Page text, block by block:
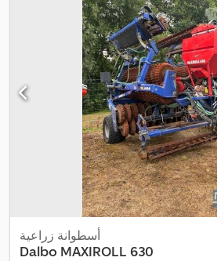
أسطوانة زراعية
Dalbo MAXIROLL 630